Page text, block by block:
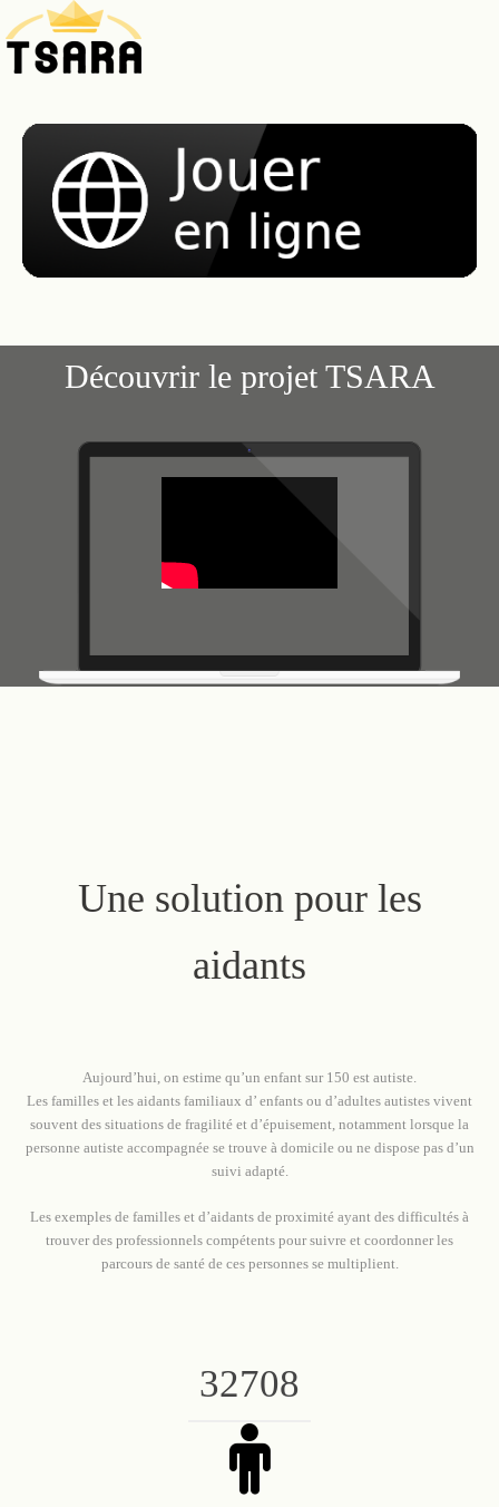
Découvrir le projet TSARA
Une solution pour les
aidants
Aujourd’hui, on estime qu’un enfant sur 150 est autiste.
Les familles et les aidants familiaux d’ enfants ou d’adultes autistes vivent
souvent des situations de fragilité et d’épuisement, notamment lorsque la
personne autiste accompagnée se trouve à domicile ou ne dispose pas d’un
suivi adapté.
Les exemples de familles et d’aidants de proximité ayant des difficultés à
trouver des professionnels compétents pour suivre et coordonner les
parcours de santé de ces personnes se multiplient.
32708